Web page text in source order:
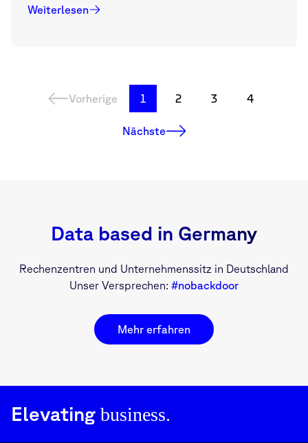
Weiterlesen
Vorherige 1 2 3 4
Nächste
Data based in Germany
Rechenzentren und Unternehmenssitz in Deutschland
Unser Versprechen: #nobackdoor
Mehr erfahren
Elevating business.